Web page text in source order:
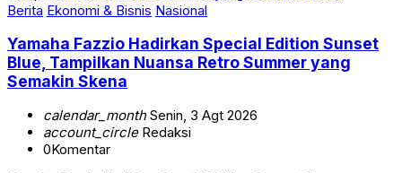
Berita Ekonomi & Bisnis Nasional
Yamaha Fazzio Hadirkan Special Edition Sunset
Blue, Tampilkan Nuansa Retro Summer yang
Semakin Skena
calendar_monthSenin, 3 Agt 2026
account_circleRedaksi
0Komentar